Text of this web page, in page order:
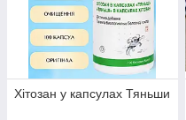
Хітозан у капсулах Тяньши